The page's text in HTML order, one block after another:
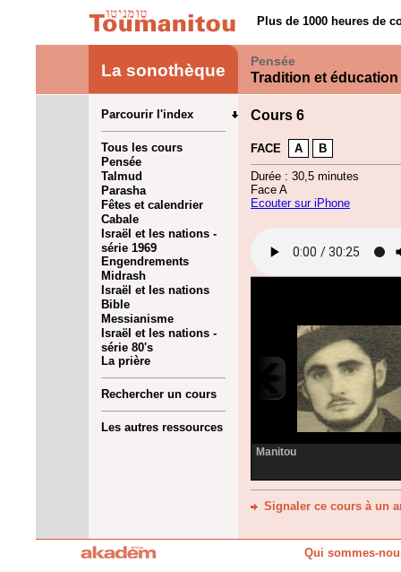
Plus de 1000 heures de
La sonothèque Pensée
Tradition et éducation
Parcourir l'index
Tous les cours
Pensée
Talmud
Parasha
Fêtes et calendrier
Cabale
Israël et les nations -
série 1969
Engendrements
Midrash
Israël et les nations
Bible
Messianisme
Israël et les nations -
série 80's
La prière
Rechercher un cours
Les autres ressources
Cours 6
FACE A B
Durée : 30,5 minutes
Face A
Ecouter sur iPhone
Manitou
Signaler ce cours à un
Qui sommes-